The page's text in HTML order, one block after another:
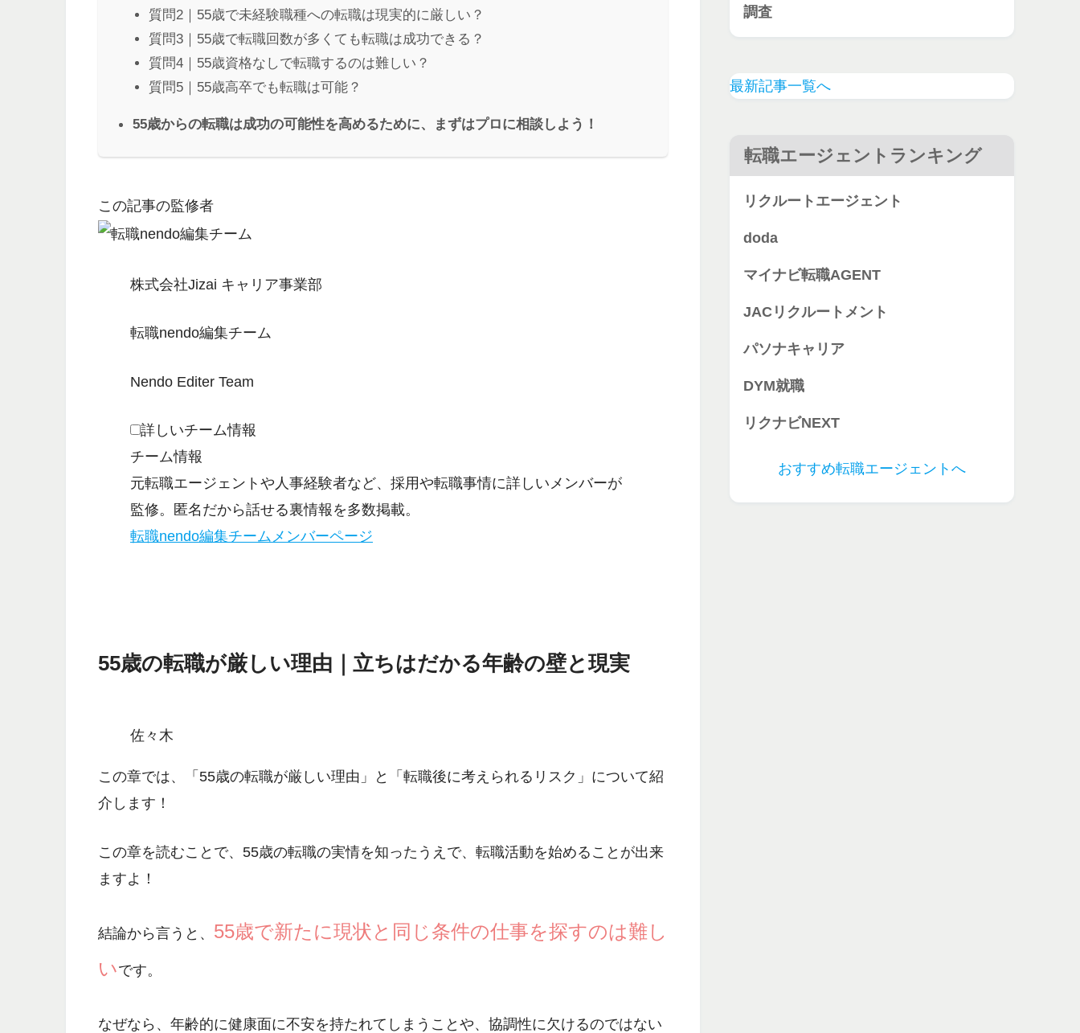
質問2｜55歳で未経験職種への転職は現実的に厳しい？
質問3｜55歳で転職回数が多くても転職は成功できる？
質問4｜55歳資格なしで転職するのは難しい？
質問5｜55歳高卒でも転職は可能？
55歳からの転職は成功の可能性を高めるために、まずはプロに相談しよう！
この記事の監修者
株式会社Jizai キャリア事業部
転職nendo編集チーム
Nendo Editer Team
詳しいチーム情報
チーム情報
元転職エージェントや人事経験者など、採用や転職事情に詳しいメンバーが
監修。匿名だから話せる裏情報を多数掲載。
転職nendo編集チームメンバーページ
55歳の転職が厳しい理由｜立ちはだかる年齢の壁と現実
佐々木
この章では、 「55歳の転職が厳しい理由」 と 「転職後に考えられるリスク」 について紹
介します！
この章を読むことで、 55歳の転職の実情を知ったうえで、転職活動を始めることが出来
ますよ！
結論から言うと、 55歳で新たに現状と同じ条件の仕事を探すのは難し
いです。
なぜなら、 年齢的に健康面に不安を持たれてしまう ことや、 協調性に欠けるのではない
最新記事一覧へ
転職エージェントランキング
リクルートエージェント
doda
マイナビ転職AGENT
JACリクルートメント
パソナキャリア
DYM就職
リクナビNEXT
おすすめ転職エージェントへ